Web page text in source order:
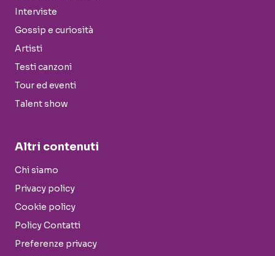
Interviste
Gossip e curiosità
Artisti
Testi canzoni
Tour ed eventi
Talent show
Altri contenuti
Chi siamo
Privacy policy
Cookie policy
Policy Contatti
Preferenze privacy